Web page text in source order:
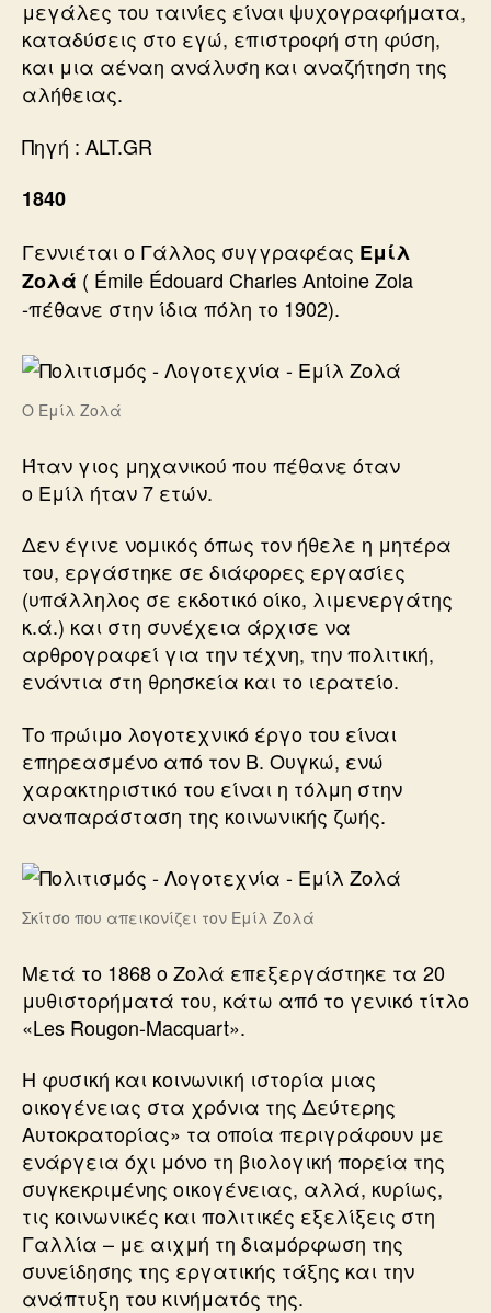
μεγάλες του ταινίες είναι ψυχογραφήματα,
καταδύσεις στο εγώ, επιστροφή στη φύση,
και μια αέναη ανάλυση και αναζήτηση της
αλήθειας.
Πηγή : ALT.GR
1840
Γεννιέται ο Γάλλος συγγραφέας Εμίλ
Ζολά ( Émile Édouard Charles Antoine Zola
-πέθανε στην ίδια πόλη το 1902).
O Εμίλ Ζολά
Ήταν γιος μηχανικού που πέθανε όταν
ο Εμίλ ήταν 7 ετών.
Δεν έγινε νομικός όπως τον ήθελε η μητέρα
του, εργάστηκε σε διάφορες εργασίες
(υπάλληλος σε εκδοτικό οίκο, λιμενεργάτης
κ.ά.) και στη συνέχεια άρχισε να
αρθρογραφεί για την τέχνη, την πολιτική,
ενάντια στη θρησκεία και το ιερατείο.
Το πρώιμο λογοτεχνικό έργο του είναι
επηρεασμένο από τον Β. Ουγκώ, ενώ
χαρακτηριστικό του είναι η τόλμη στην
αναπαράσταση της κοινωνικής ζωής.
Σκίτσο που απεικονίζει τον Εμίλ Ζολά
Μετά το 1868 ο Ζολά επεξεργάστηκε τα 20
μυθιστορήματά του, κάτω από το γενικό τίτλο
«Les Rougon-Macquart».
Η φυσική και κοινωνική ιστορία μιας
οικογένειας στα χρόνια της Δεύτερης
Αυτοκρατορίας» τα οποία περιγράφουν με
ενάργεια όχι μόνο τη βιολογική πορεία της
συγκεκριμένης οικογένειας, αλλά, κυρίως,
τις κοινωνικές και πολιτικές εξελίξεις στη
Γαλλία – με αιχμή τη διαμόρφωση της
συνείδησης της εργατικής τάξης και την
ανάπτυξη του κινήματός της.